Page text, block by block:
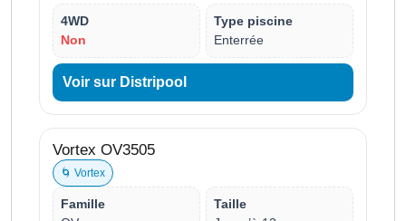
4WD
Non
Type piscine
Enterrée
Voir sur Distripool
Vortex OV3505
🌀 Vortex
Famille
Taille